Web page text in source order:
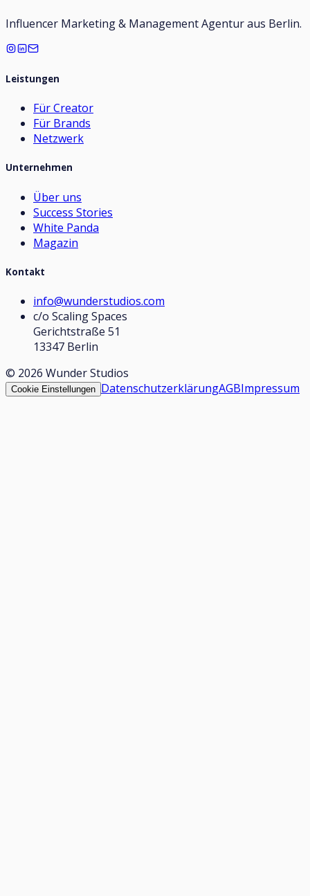
Influencer Marketing & Management Agentur aus Berlin.
Leistungen
Für Creator
Für Brands
Netzwerk
Unternehmen
Über uns
Success Stories
White Panda
Magazin
Kontakt
info@wunderstudios.com
c/o Scaling Spaces
Gerichtstraße 51
13347 Berlin
© 2026 Wunder Studios
Cookie Einstellungen DatenschutzerklärungAGBImpressum